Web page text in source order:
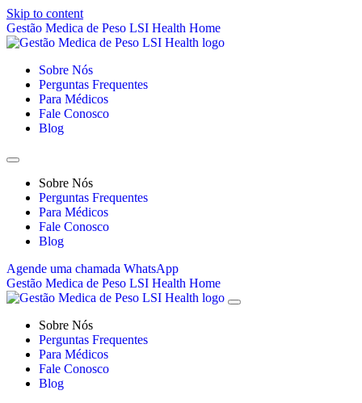
Skip to content
Gestão Medica de Peso LSI Health Home
Sobre Nós
Perguntas Frequentes
Para Médicos
Fale Conosco
Blog
Sobre Nós
Perguntas Frequentes
Para Médicos
Fale Conosco
Blog
Agende uma chamada WhatsApp
Gestão Medica de Peso LSI Health Home
Sobre Nós
Perguntas Frequentes
Para Médicos
Fale Conosco
Blog